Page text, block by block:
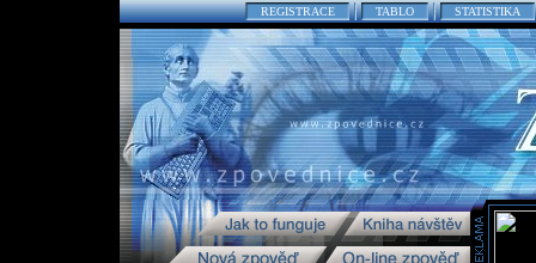
REGISTRACE TABLO STATISTIKA